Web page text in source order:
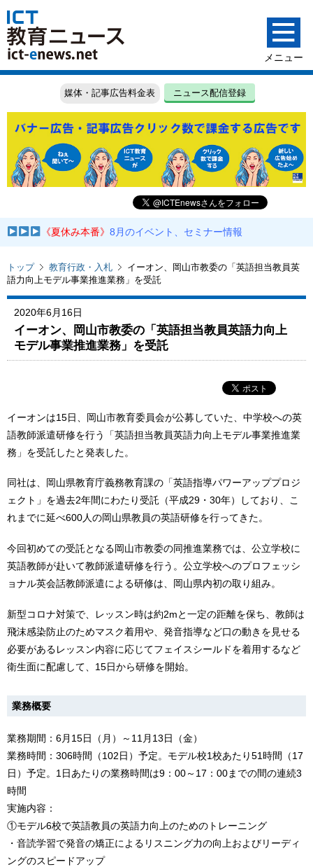
媒体・記事広告料金表 ニュース配信登録
《夏休み本番》8月のイベント、セミナー情報
トップ 教育行政・入札
イーオン、岡山市教委の「英語担当教員英
語力向上モデル事業推進業務」を受託
2020年6月16日
イーオン、岡山市教委の「英語担当教員英語力向上
モデル事業推進業務」を受託
イーオンは15日、岡山市教育委員会が公募していた、中学校への英
語教師派遣研修を行う「英語担当教員英語力向上モデル事業推進業
務」を受託したと発表した。
同社は、岡山県教育庁義務教育課の「英語指導パワーアッププロジ
ェクト」を過去2年間にわたり受託（平成29・30年）しており、こ
れまでに延べ600人の岡山県教員の英語研修を行ってきた。
今回初めての受託となる岡山市教委の同推進業務では、公立学校に
英語教師が赴いて教師派遣研修を行う。公立学校へのプロフェッシ
ョナル英会話教師派遣による研修は、岡山県内初の取り組み。
新型コロナ対策で、レッスン時は約2mと一定の距離を保ち、教師は
飛沫感染防止のためマスク着用や、発音指導など口の動きを見せる
必要があるレッスン内容に応じてフェイスシールドを着用するなど
衛生面に配慮して、15日から研修を開始。
業務概要
業務期間：6月15日（月）～11月13日（金）
業務時間：306時間（102日）予定。モデル校1校あたり51時間（17
日）予定。1日あたりの業務時間は9：00～17：00までの間の連続3
時間
実施内容：
①モデル6校で英語教員の英語力向上のためのトレーニング
・音読学習で発音の矯正によるリスニング力の向上およびリーディ
ングのスピードアップ